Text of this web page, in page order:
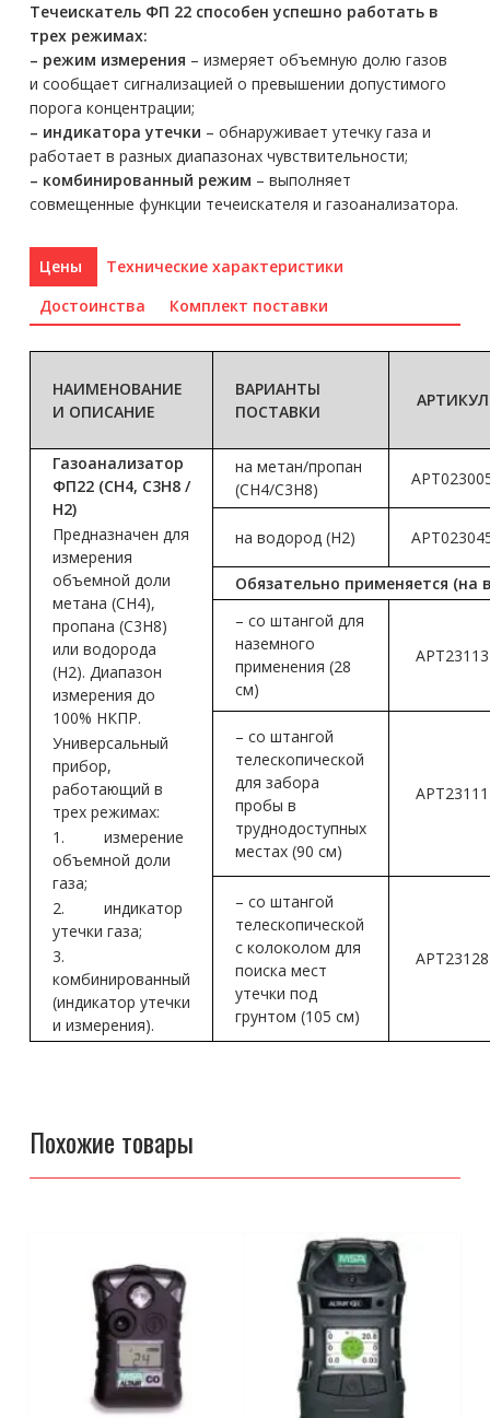
Течеискатель ФП 22 способен успешно работать в
трех режимах:
– режим измерения – измеряет объемную долю газов
и сообщает сигнализацией о превышении допустимого
порога концентрации;
– индикатора утечки – обнаруживает утечку газа и
работает в разных диапазонах чувствительности;
– комбинированный режим – выполняет
совмещенные функции течеискателя и газоанализатора.
Цены
Технические характеристики
Достоинства
Комплект поставки
НАИМЕНОВАНИЕ
И ОПИСАНИЕ
ВАРИАНТЫ
ПОСТАВКИ
АРТИКУЛ
Газоанализатор
ФП22 (СН4, С3Н8 /
Н2)
Предназначен для
измерения
объемной доли
метана (СН4),
пропана (С3Н8)
или водорода
(Н2). Диапазон
измерения до
100% НКПР.
Универсальный
прибор,
работающий в
трех режимах:
1. измерение
объемной доли
газа;
2. индикатор
утечки газа;
3.
комбинированный
(индикатор утечки
и измерения).
на метан/пропан
(CH4/C3H8)
на водород (H2)
Обязательно применяется (на
– со штангой для
наземного
применения (28
см)
АРТ23113
– со штангой
телескопической
для забора
пробы в
труднодоступных
местах (90 см)
АРТ23111
– со штангой
телескопической
с колоколом для
поиска мест
утечки под
грунтом (105 см)
АРТ23128
Похожие товары